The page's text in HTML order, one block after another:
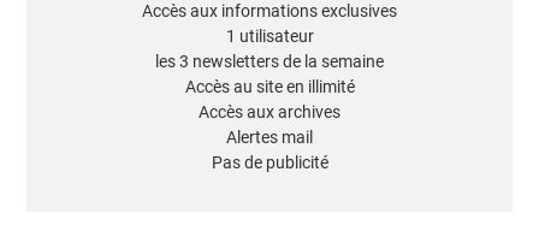
Accès aux informations exclusives
1 utilisateur
les 3 newsletters de la semaine
Accès au site en illimité
Accès aux archives
Alertes mail
Pas de publicité